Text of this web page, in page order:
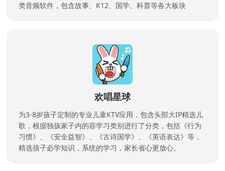
类音频软件，包含故事、K12、国学、科普等各大板块
欢唱星球
为3-8岁孩子定制的专业儿童KTV应用，包含头部大IP精选儿
歌，根据独孩家子内的容学习类别进行了分类，包括《行为
习惯》、《安全益智》、《古诗国学》、《英语表达》等，
精选孩子必学知识，系统的学习，家长省心更放心。